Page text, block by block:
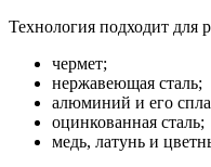
Технология подходит для
чермет;
нержавеющая сталь;
алюминий и его
оцинкованная сталь;
медь, латунь и